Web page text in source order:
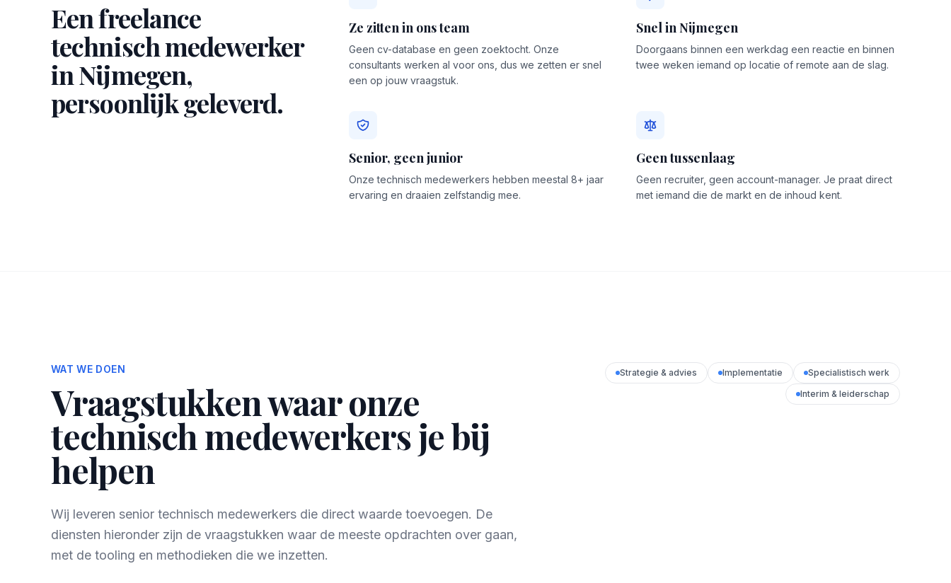
Een freelance
technisch medewerker
in Nijmegen,
persoonlijk geleverd.
Ze zitten in ons team
Geen cv-database en geen zoektocht. Onze
consultants werken al voor ons, dus we zetten er snel
een op jouw vraagstuk.
Snel in Nijmegen
Doorgaans binnen een werkdag een reactie en binnen
twee weken iemand op locatie of remote aan de slag.
Senior, geen junior
Onze technisch medewerkers hebben meestal 8+ jaar
ervaring en draaien zelfstandig mee.
Geen tussenlaag
Geen recruiter, geen account-manager. Je praat direct
met iemand die de markt en de inhoud kent.
WAT WE DOEN
Vraagstukken waar onze
technisch medewerkers je bij
helpen
Wij leveren senior technisch medewerkers die direct waarde toevoegen. De
diensten hieronder zijn de vraagstukken waar de meeste opdrachten over gaan,
met de tooling en methodieken die we inzetten.
Strategie & advies Implementatie
Specialistisch werk
Interim & leiderschap